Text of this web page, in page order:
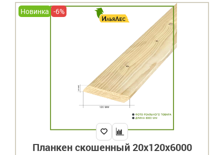
Новинка -6%
Планкен скошенный 20х120х6000